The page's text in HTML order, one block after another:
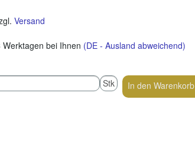
Versand
Werktagen bei Ihnen (DE - Ausland abweichend)
Stk In den Warenkorb